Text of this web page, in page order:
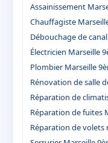
Assainissement
Chauffagiste
Débouchage de
Électricien Marseille
Plombier Marseille
Rénovation de salle
Réparation de
Réparation de fuites
Réparation de volets